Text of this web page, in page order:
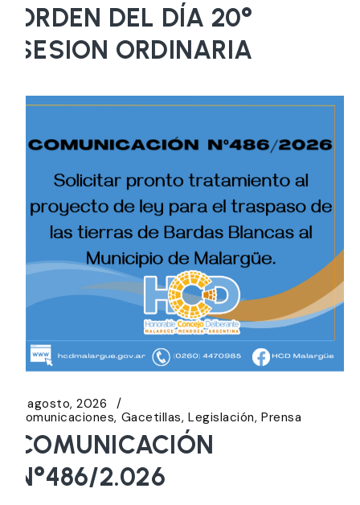
ORDEN DEL DÍA 20°
SESION ORDINARIA
3 agosto, 2026
Comunicaciones Gacetillas Legislación Prensa
COMUNICACIÓN
N°486/2.026